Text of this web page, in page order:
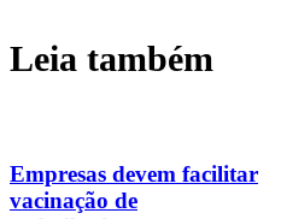
Leia também
Empresas devem facilitar
vacinação de